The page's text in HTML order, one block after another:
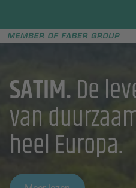
menu
SATIM.De
van
heel Europa.